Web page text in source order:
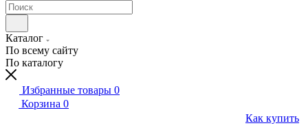
Каталог
По всему сайту
По каталогу
Избранные товары 0
Корзина 0
Как купить